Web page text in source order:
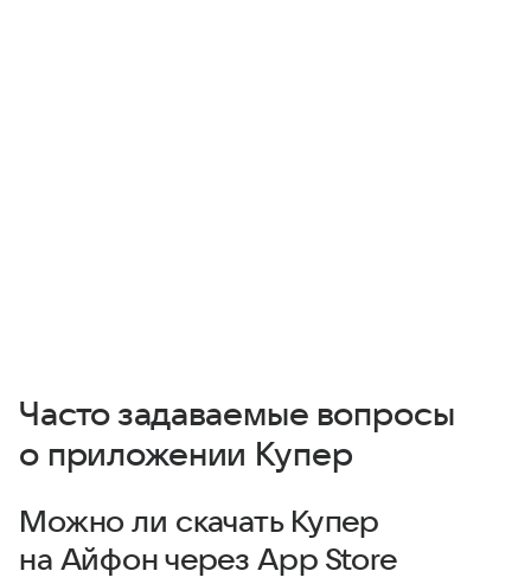
Часто задаваемые вопросы
о приложении Купер
Можно ли скачать Купер
на Айфон через App Store